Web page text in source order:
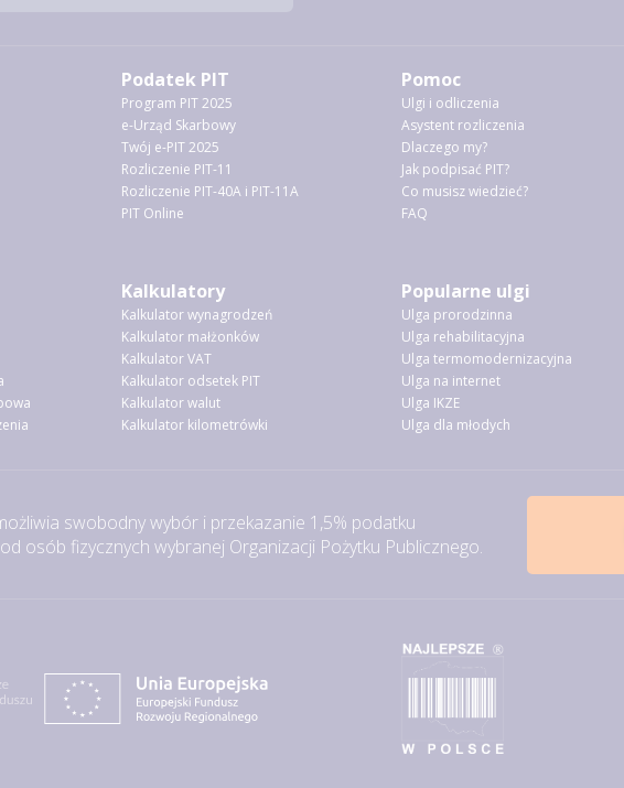
Podatek PIT
Program PIT 2025
e-Urząd Skarbowy
Twój e-PIT 2025
Rozliczenie PIT-11
Rozliczenie PIT-40A i PIT-11A
PIT Online
Pomoc
Ulgi i odliczenia
Asystent rozliczenia
Dlaczego my?
Jak podpisać PIT?
Co musisz wiedzieć?
FAQ
Kalkulatory
Kalkulator wynagrodzeń
Kalkulator małżonków
Kalkulator VAT
Kalkulator odsetek PIT
Kalkulator walut
Kalkulator kilometrówki
Popularne ulgi
Ulga prorodzinna
Ulga rehabilitacyjna
Ulga termomodernizacyjna
Ulga na internet
Ulga IKZE
Ulga dla młodych
swobodny wybór i przekazanie 1,5% podatku
osób fizycznych wybranej Organizacji Pożytku Publicznego.